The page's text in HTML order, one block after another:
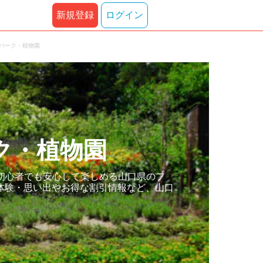
新規登録 ログイン
ーク・植物園
・植物園
者でも安心して楽しめる山口県のフ
・思い出やお得な割引情報など、山口